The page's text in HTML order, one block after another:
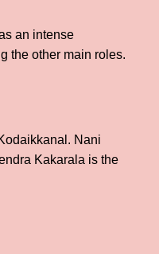
an intense
the other main roles.
Nani
Kakarala is the